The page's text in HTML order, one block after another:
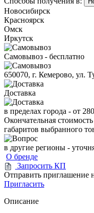
Новосибирск
Красноярск
Омск
Иркутск
Самовывоз - бесплатно
650070, г. Кемерово, ул.
Доставка
в пределах города - от
Окончательная
габаритов выбранного
в другие регионы -
О бренде
Запросить КП
Отправить приглашение
Пригласить
Описание